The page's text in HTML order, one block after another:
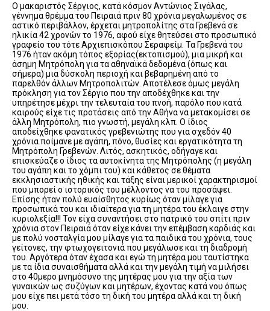
Ο μακαριστός Σέργιος, κατά κόσμον Αντώνιος Σιγάλας,
γέννημα θρέμμα του Πειραιά πριν 80 χρόνια μεγαλωμένος σε
αστικό περιβάλλον, έρχεται μητροπολίτης στα Γρεβενά σε
ηλικία 42 χρονών το 1976, αφού είχε θητεύσει στο προσωπικό
γραφείο του τότε Αρχιεπισκόπου Σεραφείμ. Τα Γρεβενά του
1976 ήταν ακόμη τόπος εξορίας(εκτοπισμού), μια μικρή και
άσημη Μητρόπολη για τα αθηναϊκά δεδομένα (όπως και
σήμερα) μια δύσκολη περιοχή και βεβαρημένη από το
παρελθόν άλλων Μητροπολιτών. Αποτέλεσε όμως μεγάλη
πρόκληση για τον Σέργιο που την αποδέχθηκε και την
υπηρέτησε μέχρι την τελευταία του πνοή, παρόλο που κατά
καιρούς είχε τις προτάσεις από την Αθήνα να μετακομίσει σε
άλλη Μητρόπολη, πιο γνωστή, μεγάλη κλπ. Ο ίδιος
αποδείχθηκε φανατικός γρεβενιώτης που για σχεδόν 40
χρόνια ποίμανε με αγάπη, πόνο, θυσίες και εργατικότητα τη
Μητρόπολη Γρεβενών. Λιτός, ασκητικός, οδήγαγε και
επισκεύαζε ο ίδιος τα αυτοκίνητα της Μητρόπολης (η μεγάλη
του αγάπη και το χόμπι του) και κάθετος σε θέματα
εκκλησιαστικής ηθικής και τάξης είναι μερικοί χαρακτηρισμοί
που μπορεί ο ιστορικός του μέλλοντος να του προσάψει.
Επίσης ήταν πολύ ευαίσθητος κυρίως όταν μίλαγε για
προσωπικά του και ιδιαίτερα για τη μητέρα του έκλαιγε στην
κυριολεξία!!! Τον είχα συναντήσει στο πατρικό του σπίτι πριν
χρόνια στον Πειραιά όταν είχε κάνει την επέμβαση καρδιάς και
με πολύ νοσταλγία μου μίλαγε για τα παιδικά του χρόνια, τους
γείτονες, την φτωχογειτονιά που μεγάλωσε και τη διαδρομή
του. Αργότερα όταν έχασα και εγώ τη μητέρα μου ταυτίστηκα
με τα ίδια συναισθήματα αλλά και την μεγάλη τιμή να μιλήσει
στο 40μερο μνημόσυνο της μητέρας μου για την αξία των
γυναικών ως συζύγων και μητέρων, έχοντας κατά νου όπως
μου είχε πει μετά τόσο τη δική του μητέρα αλλά και τη δική
μου.